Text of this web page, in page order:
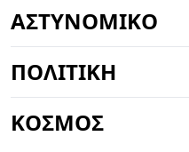
ΑΣΤΥΝΟΜΙΚΌ
ΠΟΛΙΤΙΚΉ
ΚΌΣΜΟΣ